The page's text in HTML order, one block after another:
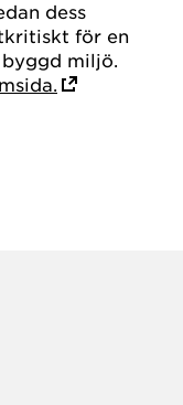
dess
för en
miljö.